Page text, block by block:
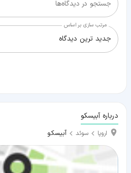
جستجو در دیدگاه‌ها
مرتب سازی بر اساس
جدید ترین دیدگاه
درباره آبیسکو
اروپا سوئد آبیسکو